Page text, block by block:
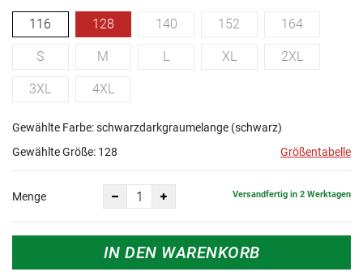
116 128 140 152 164
S M L XL 2XL
3XL 4XL
Gewählte Farbe: schwarzdarkgraumelange (schwarz)
Gewählte Größe: 128 Größentabelle
Menge Versandfertig in 2 Werktagen
IN DEN WARENKORB